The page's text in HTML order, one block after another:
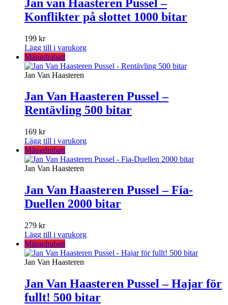
Jan van Haasteren Pussel –
Konflikter på slottet 1000 bitar
199 kr
Lägg till i varukorg
Mängdrabatt
Jan Van Haasteren
Jan Van Haasteren Pussel –
Rentävling 500 bitar
169 kr
Lägg till i varukorg
Mängdrabatt
Jan Van Haasteren
Jan Van Haasteren Pussel – Fia-
Duellen 2000 bitar
279 kr
Lägg till i varukorg
Mängdrabatt
Jan Van Haasteren
Jan Van Haasteren Pussel – Hajar för
fullt! 500 bitar